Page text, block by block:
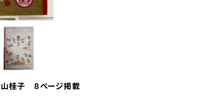
山桂子 ８ページ掲載